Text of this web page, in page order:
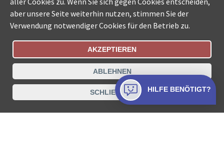
Bestellungsstatus Ämtersuche der Schweiz
Datenschutz Impressum Nutzungsbestimmungen
Kontakt
aber unsere Seite weiterhin nutzen, stimmen Sie der
Verwendung notwendiger Cookies für den Betrieb zu.
AKZEPTIEREN
ABLEHNEN
SCHLIESSEN HILFE BENÖTIGT?